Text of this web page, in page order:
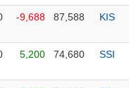
-9,688 87,588 KIS
5,200 74,680 SSI